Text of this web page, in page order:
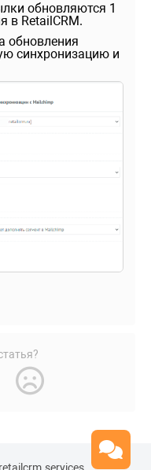
обновляются 1
в RetailCRM.
обновления
синхронизацию и